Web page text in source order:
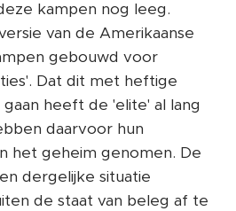
kampen nog leeg.
van de Amerikaanse
gebouwd voor
Dat dit met heftige
heeft de 'elite' al lang
daarvoor hun
het geheim genomen. De
dergelijke situatie
de staat van beleg af te